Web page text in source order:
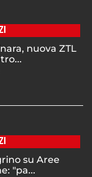
nuova ZTL
su Aree
"pa...